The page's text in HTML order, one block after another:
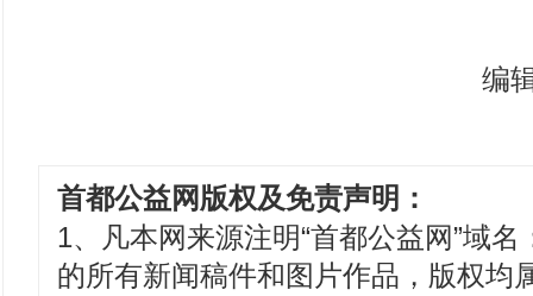
编
首都公益网版权及免责声明：
1、凡本网来源注明“首都公益网”域名
的所有新闻稿件和图片作品，版权均